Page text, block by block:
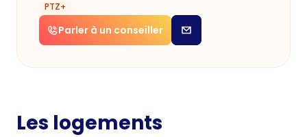
PTZ+
Parler à un conseiller
Les logements